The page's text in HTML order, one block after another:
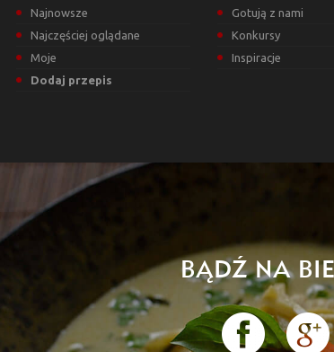
Najnowsze
Najczęściej oglądane
Moje
Dodaj przepis
Gotują z nami
Konkursy
Inspiracje
BĄDŹ NA